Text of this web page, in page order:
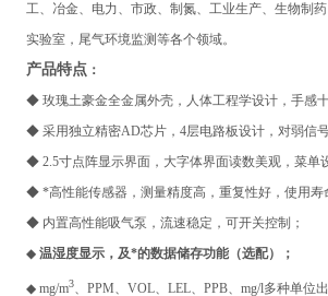
工、冶金、电力、市政、制氮、工业生产、生物制
实验室，尾气环境监测等各个领域。
产品特点 ：
◆ 玫瑰土豪金全金属外壳，人体工程学设计，手感
◆ 采用独立精密AD芯片，4层电路板设计，对弱信
◆ 2.5寸点阵显示界面，大字体界面读数美观，菜单
◆ *高性能传感器，测量精度高，重复性好，使用寿
◆ 内置高性能吸气泵，流速稳定，可开关控制；
◆温湿度显示，及*的数据储存功能（选配）；
◆ mg/m3、PPM、VOL、LEL、PPB、mg/l多种单位